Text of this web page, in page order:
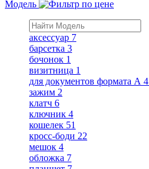
Модель
аксессуар 7
барсетка 3
бочонок 1
визитница 1
для документов формата А 4
зажим 2
клатч 6
ключник 4
кошелек 51
кросс-боди 22
мешок 4
обложка 7